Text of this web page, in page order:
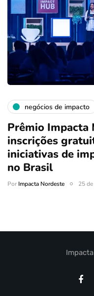
negócios de impacto
Prêmio Impacta
inscrições
iniciativas de
no Brasil
PorImpacta Nordeste 25